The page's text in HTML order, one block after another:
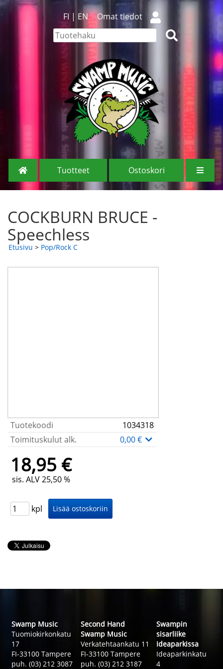
FI | EN Omat tiedot
Tuotteet Ostoskori
COCKBURN BRUCE -
Speechless
Etusivu > Pop/Rock C
Tuotekoodi
1034318
Toimituskulut alk.
0,00 €
18,95 €
sis. ALV 25,50 %
kpl
Swamp Music
Tuomiokirkonkatu
17
FI-33100 Tampere
puh. (03) 212 3087
Second Hand
Swamp Music
Verkatehtaankatu 11
FI-33100 Tampere
puh. (03) 212 3187
Swampin
sisarliike
Ideaparkissa
Ideaparkinkatu
4